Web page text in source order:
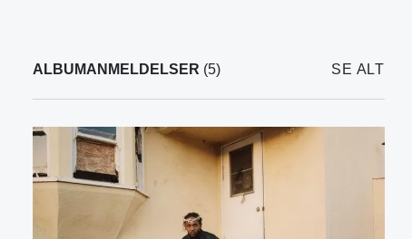
ALBUMANMELDELSER (5) SE ALT